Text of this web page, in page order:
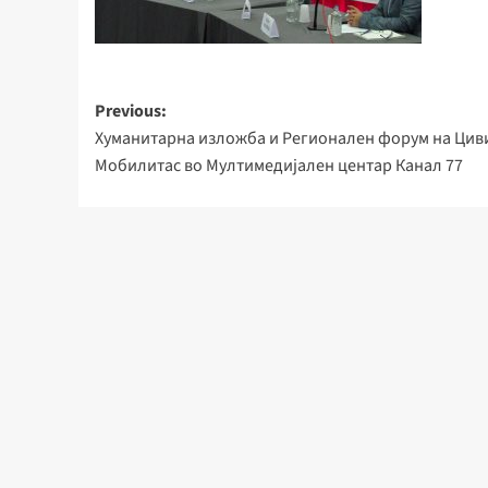
Post
navigation
Previous:
Хуманитарна изложба и Регионален форум на
Мобилитас во Мултимедијален центар Канал 77